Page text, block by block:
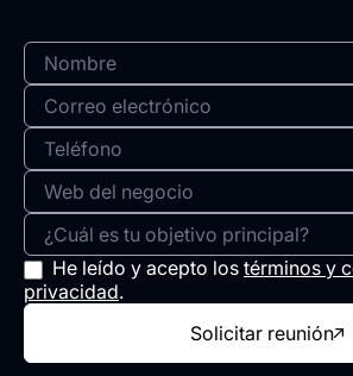
Rafael González
CEO en Editeca
Trabajo con el equipo de Coliseo
hace años para proyectos de
programación web y el resultado
Solicitar
reunión
He leído y acepto los términos y
privacidad.
Solicitar reunión